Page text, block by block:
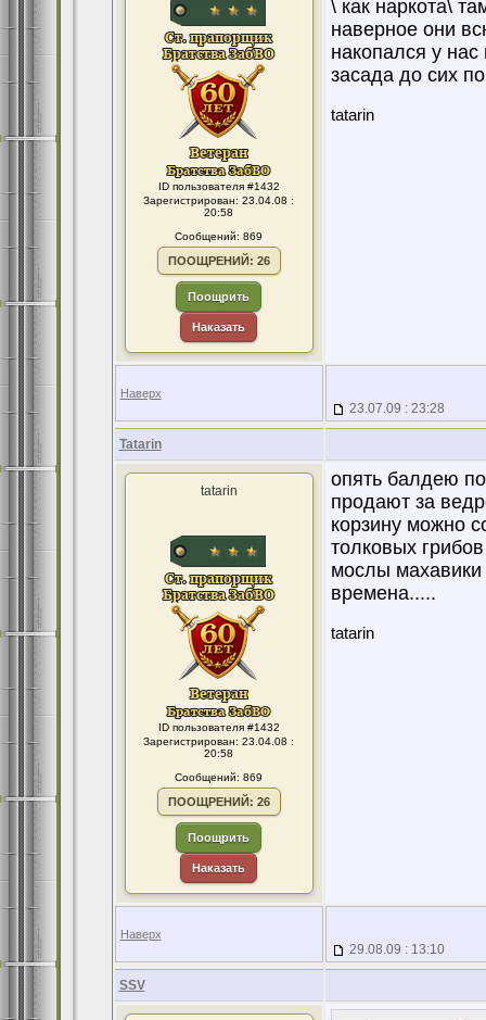
ID пользователя #1432
Зарегистрирован: 23.04.08 :
20:58
Сообщений: 869
ПООЩРЕНИЙ: 26
Поощрить
Наказать
\ как наркота\
наверное они
накопался у
засада до сих
tatarin
Наверх
23.07.09 : 23:28
Tatarin
tatarin
ID пользователя #1432
Зарегистрирован: 23.04.08 :
20:58
Сообщений: 869
ПООЩРЕНИЙ: 26
Поощрить
Наказать
опять балдею
продают за
корзину можно
толковых
мослы махавики
времена.....
tatarin
Наверх
29.08.09 : 13:10
SSV